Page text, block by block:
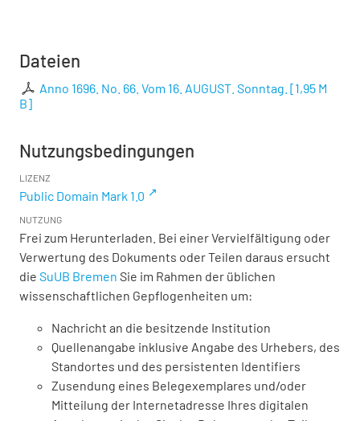
Dateien
Anno 1696. No. 66. Vom 16. AUGUST. Sonntag. [1,95 M
B]
Nutzungsbedingungen
LIZENZ
Public Domain Mark 1.0
NUTZUNG
Frei zum Herunterladen. Bei einer Vervielfältigung oder
Verwertung des Dokuments oder Teilen daraus ersucht
die SuUB Bremen Sie im Rahmen der üblichen
wissenschaftlichen Gepflogenheiten um:
Nachricht an die besitzende Institution
Quellenangabe inklusive Angabe des Urhebers, des
Standortes und des persistenten Identifiers
Zusendung eines Belegexemplares und/oder
Mitteilung der Internetadresse Ihres digitalen